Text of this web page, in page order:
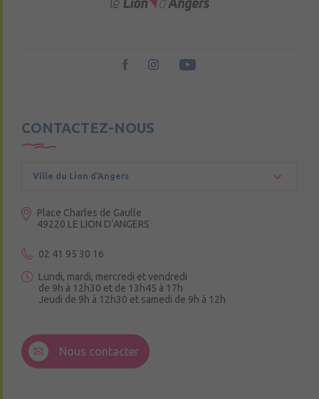
CONTACTEZ-NOUS
Ville du Lion d’Angers
Place Charles de Gaulle
49220 LE LION D’ANGERS
02 41 95 30 16
Lundi, mardi, mercredi et vendredi
de 9h à 12h30 et de 13h45 à 17h
Jeudi de 9h à 12h30 et samedi de 9h à 12h
49220 Andigné
Nous contacter